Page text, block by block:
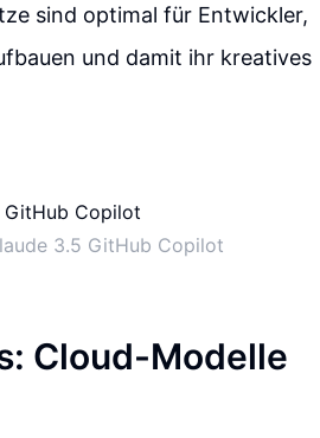
sind optimal für Entwickler,
und damit ihr kreatives
3.5 GitHub Copilot
Cloud-Modelle